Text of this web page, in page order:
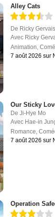
Alley Cats
De Ricky Gervais
Avec Ricky
Animation,
7 août 2026 sur
Our Sticky
DeJi-Hye Mo
Avec Hae-in
Romance,
7 août 2026 sur
Operation